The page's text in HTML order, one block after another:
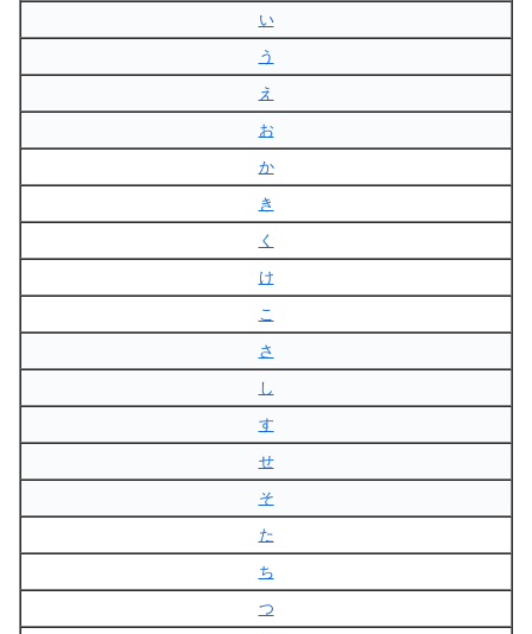
い
う
え
お
か
き
く
け
こ
さ
し
す
せ
そ
た
ち
つ